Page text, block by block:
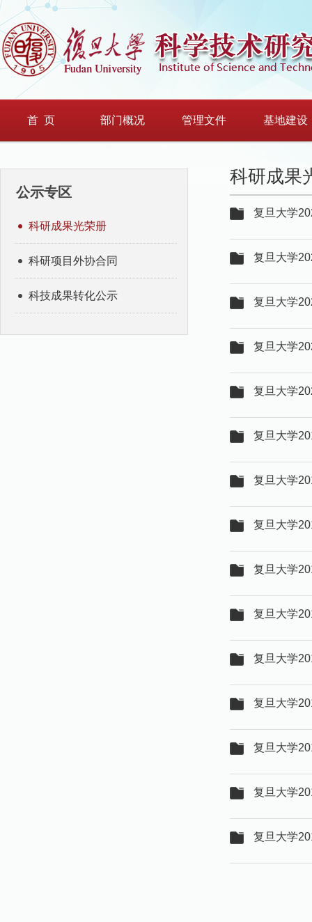
首 页 部门概况 管理文件 基地建设
公示专区
科研成果光荣册
科研项目外协合同
科技成果转化公示
科研成果
复旦大学
复旦大学
复旦大学
复旦大学
复旦大学
复旦大学
复旦大学
复旦大学
复旦大学
复旦大学
复旦大学
复旦大学
复旦大学
复旦大学
复旦大学